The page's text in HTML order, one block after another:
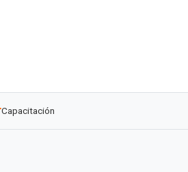
Capacitación